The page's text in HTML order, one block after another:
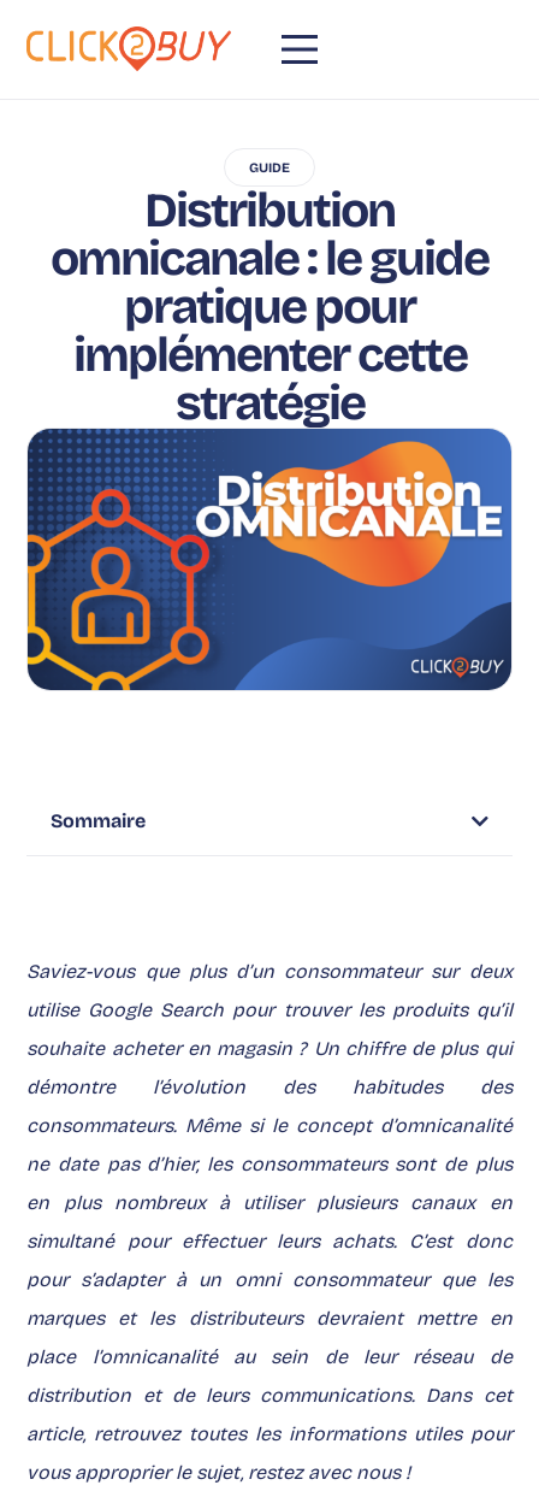
GUIDE
Distribution
omnicanale : le guide
pratique pour
implémenter cette
stratégie
Sommaire
Saviez-vous que plus d’un consommateur sur deux
utilise Google Search pour trouver les produits qu’il
souhaite acheter en magasin ? Un chiffre de plus qui
démontre l’évolution des habitudes des
consommateurs. Même si le concept d’omnicanalité
ne date pas d’hier, les consommateurs sont de plus
en plus nombreux à utiliser plusieurs canaux en
simultané pour effectuer leurs achats. C’est donc
pour s’adapter à un omni consommateur que les
marques et les distributeurs devraient mettre en
place l’omnicanalité au sein de leur réseau de
distribution et de leurs communications. Dans cet
article, retrouvez toutes les informations utiles pour
vous approprier le sujet, restez avec nous !